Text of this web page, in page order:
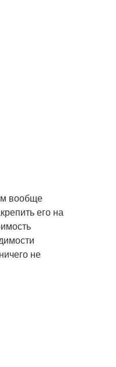
вообще
его на
не